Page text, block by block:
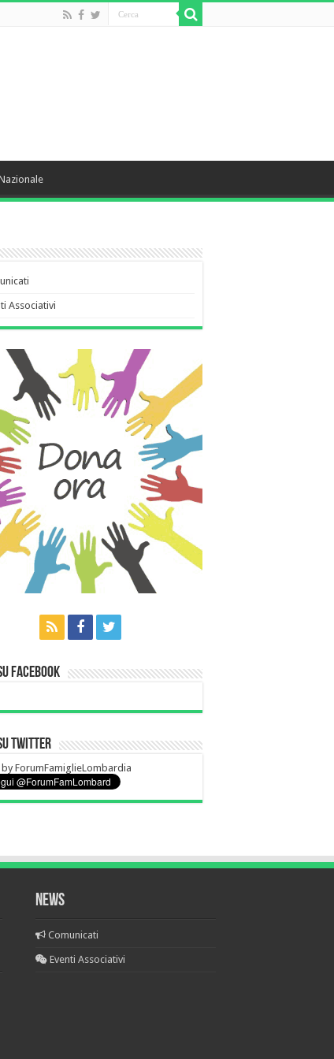
Associativi
Facebook
Twitter
ForumFamiglieLombardia
News
Comunicati
Eventi Associativi